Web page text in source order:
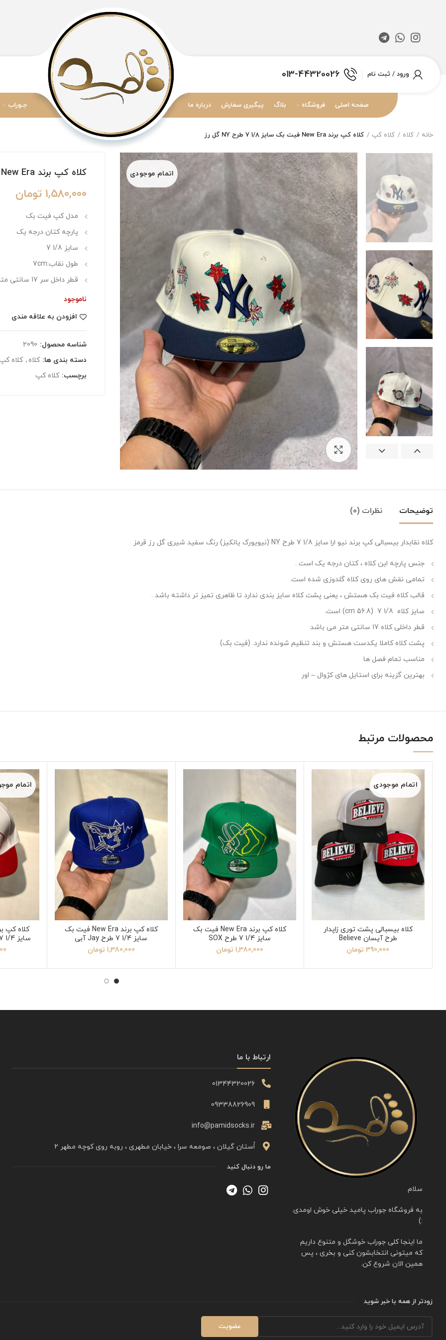
ورود / ثبت نام 013-44320026
صفحه اصلی فروشگاه بلاگ پیگیری سفارش درباره ما جـوراب
خانه کلاه کلاه کپ کلاه کپ برند New Era فیت بک سایز 1/8 7 طرح NY گل رز
اتمام موجودی
بزرگنمایی تصویر
کلاه کپ برند New Era فیت بک سایز 1/8 7 طرح NY گل رز
1,580,000 تومان
مدل کپ فیت بک
پارچه کتان درجه یک
سایز 1/8 7
طول نقاب:7cm
قطر داخل سر 17 سانتی متر
ناموجود
افزودن به علاقه مندی
شناسه محصول: 2090
دسته بندی ها: کلاه , کلاه
برچسب: کلاه کپ
توضیحات نظرات (0)
کلاه نقابدار بیسبالی کپ برند نیو ارا سایز 1/8 7 طرح NY (نیویورک یانکیز) رنگ سفید شیری گل رز قرمز
جنس پارچه این کلاه ، کتان درجه یک است .
تمامی نقش های روی کلاه گلدوزی شده است.
قالب کلاه فیت بک هستش ، یعنی پشت کلاه سایز بندی ندارد تا ظاهری تمیز تر داشته باشد .
سایز کلاه 1/8 7 (56.8 cm) است.
قطر داخلی کلاه 17 سانتی متر می باشد
پشت کلاه کاملا یکدست هستش و بند تنظیم شونده ندارد. (فیت بک)
مناسب تمام فصل ها
بهترین گزینه برای استایل های کژوال – اور
محصولات مرتبط
اتمام موجودی
کلاه بیسبالی پشت توری زاپدار
طرح آیسان Believe
390,000 تومان
کلاه کپ برند New Era فیت بک
سایز 1/4 7 طرح SOX
1,380,000 تومان
کلاه کپ برند New Era فیت بک
سایز 1/4 7 طرح Jay آبی
1,380,000 تومان
اتمام
سایز 1/4 7 طرح SOX قرمز سفید
سلام
به فروشگاه جوراب پامید خیلی خوش اومدی.
:)
ما اینجا کلی جوراب خوشگل و متنوع داریم
که میتونی انتخابشون کنی و بخری ، پس
همین الان شروع کن.
ارتباط با ما
01344320026
09338826909
info@pamidsocks.ir
اُستان گیلان ، صومعه سرا ، خیابان مطهری ، روبه روی کوچه مطهر ۲
ما رو دنبال کنید
زودتر از همه با خبر شوید